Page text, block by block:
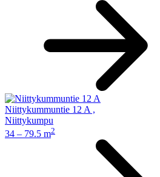
Niittykummuntie 12 A ,
Niittykumpu
34 – 79.5 m2